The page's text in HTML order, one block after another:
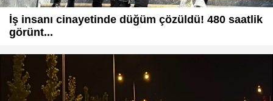
İş insanı cinayetinde düğüm çözüldü! 480 saatlik
görünt...